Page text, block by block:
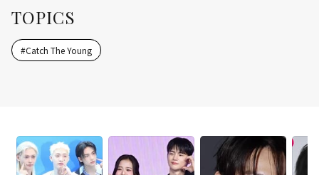
TOPICS
#Catch The Young